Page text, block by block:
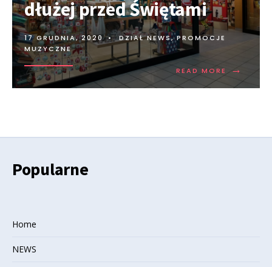
dłużej przed Świętami
17 GRUDNIA, 2020 • DZIAŁ NEWS,PROMOCJE
MUZYCZNE
READ MORE →
Popularne
Home
NEWS